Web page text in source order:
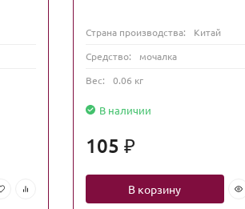
Страна производства:
Китай
Средство:
мочалка
Вес:
0.06 кг
В наличии
105 ₽
В корзину